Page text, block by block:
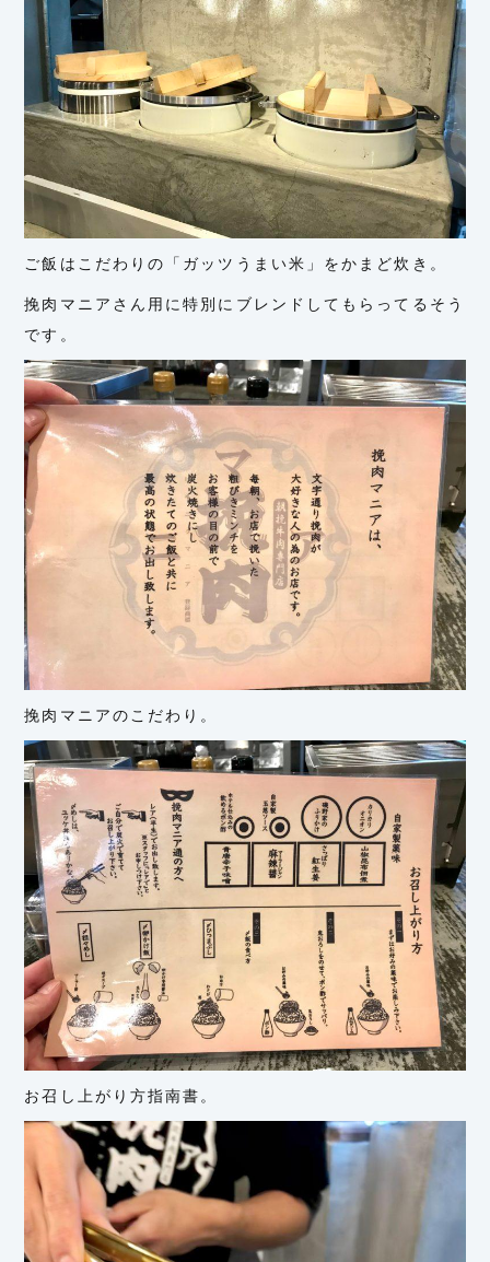
ご飯はこだわりの「ガッツうまい米」をかまど炊き。
挽肉マニアさん用に特別にブレンドしてもらってるそう
です。
挽肉マニアのこだわり。
お召し上がり方指南書。